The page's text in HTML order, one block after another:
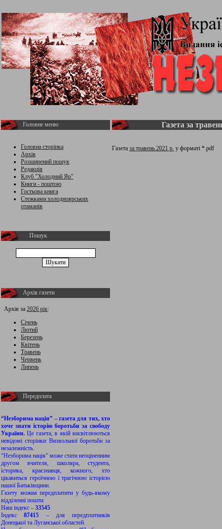
Головне меню
Головна сторінка
Архів
Розширений пошук
Редакція
Клуб "Холодний Яр"
Книги - поштою
Гостьова книга
Стежками холодноярських
отаманів
Пошук
Архів газети
Архів за 2026 рік:
Січень
Лютий
Березень
Квітень
Травень
Червень
Липень
Передплата
“Незборима нація” – газета для тих, хто
хоче знати історію боротьби за свободу
України.Це газета, в якій висвітлюються
невідомі сторінки Визвольної боротьби за
незалежність.
“Незборима нація” може стати неоціненним
другом вчителя, школяра, студента,
історика, краєзнавця, кожного, хто
цікавиться героїчною і трагічною історією
нашої Батьківщини.
Газету можна передплатити у будь-якому
відділенні пошти:
Наш індекс – 33545
Індекс87415 – для передплатників
Донецької та Луганської областей.
Газета за
Газета за травень 2021 р. у форматі *.pdf